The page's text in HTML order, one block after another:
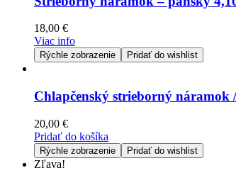
18,00 €
Viac info
Rýchle zobrazenie Pridať do wishlist
Chlapčenský strieborný náramok
20,00 €
Pridať do košíka
Rýchle zobrazenie Pridať do wishlist
Zľava!